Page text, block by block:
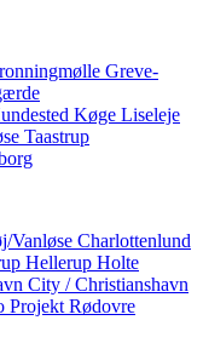
Greve-
Køge Liseleje
Taastrup
Vanløse Charlottenlund
Hellerup Holte
City / Christianshavn
Projekt Rødovre